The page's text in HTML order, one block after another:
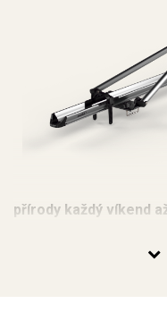
přírody každý víkend